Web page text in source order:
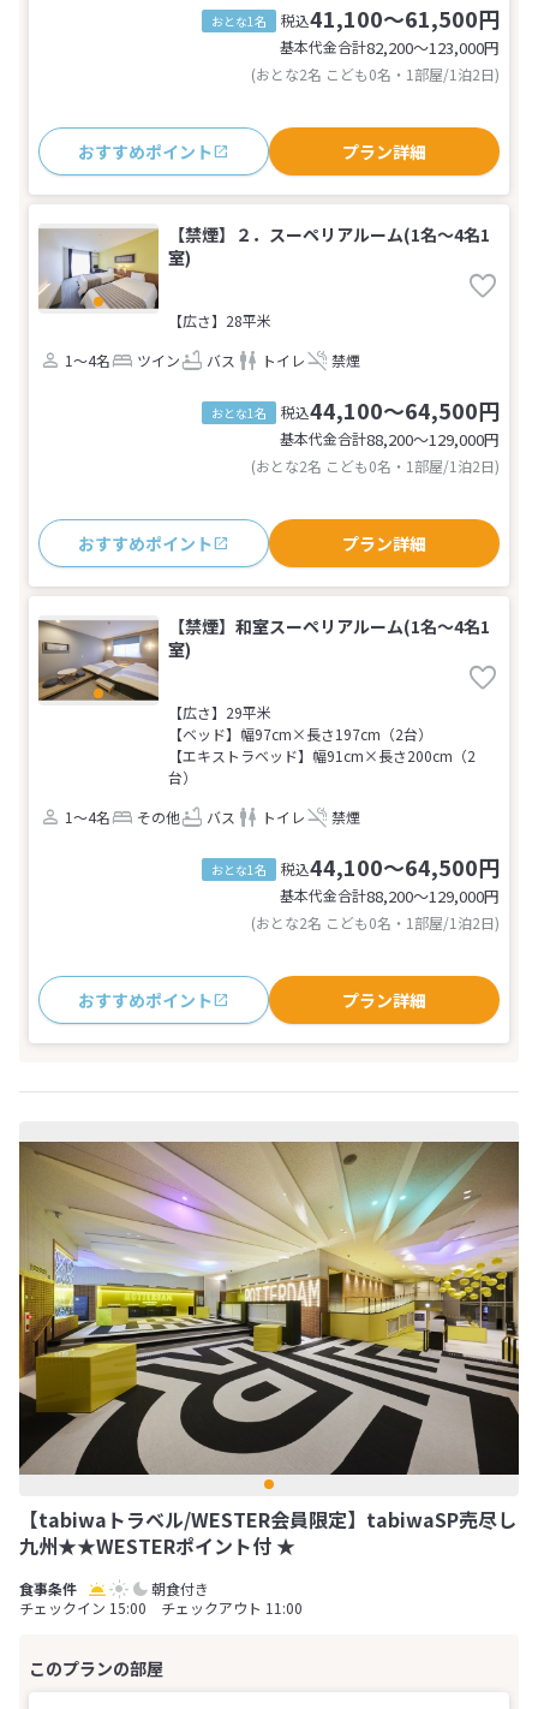
おとな1名 税込41,100～61,500円
基本代金合計82,200〜123,000円
(おとな2名 こども0名・1部屋/1泊2日)
おすすめポイント プラン詳細
【禁煙】２．スーペリアルーム(1名～4名1
室)
【広さ】28平米
1～4名
ツイン バス トイレ 禁煙
おとな1名 税込44,100～64,500円
基本代金合計88,200〜129,000円
(おとな2名 こども0名・1部屋/1泊2日)
おすすめポイント プラン詳細
【禁煙】和室スーペリアルーム(1名～4名1
室)
【広さ】29平米
【ベッド】幅97cm×長さ197cm（2台）
【エキストラベッド】幅91cm×長さ200cm（2
台）
1～4名
その他 バス トイレ 禁煙
おとな1名 税込44,100～64,500円
基本代金合計88,200〜129,000円
(おとな2名 こども0名・1部屋/1泊2日)
おすすめポイント プラン詳細
【tabiwaトラベル/WESTER会員限定】tabiwaSP売尽し
九州★★WESTERポイント付 ★
朝食付き
チェックイン 15:00 チェックアウト 11:00